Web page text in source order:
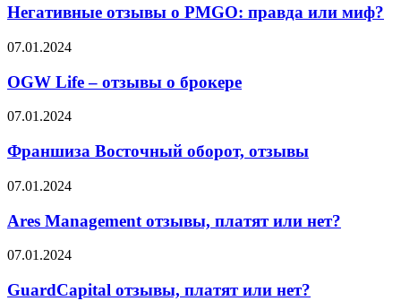
что
этом
партнёры
о
правда
миф?
Негативные отзывы о PMGO: правда или миф?
OGW
–
отзывы
о
07.01.2024
OGW Life – отзывы о брокере
Франшиза
оборот,
отзывы
07.01.2024
Франшиза Восточный оборот, отзывы
Ares
отзывы,
платят
или
07.01.2024
Ares Management отзывы, платят или нет?
GuardCapital
платят
07.01.2024
GuardCapital отзывы, платят или нет?